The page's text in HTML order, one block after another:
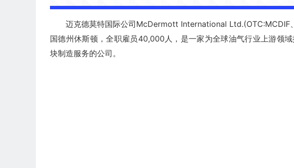
迈克德莫特国际公司McDermott International Ltd.(OTC:MCDIF
国德州休斯顿，全职雇员40,000人，是一家为全球油气行业上游领
块制造服务的公司。